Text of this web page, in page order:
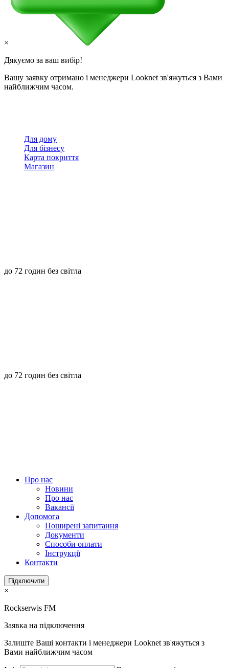
×
Дякуємо за ваш вибір!
Вашу заявку отримано і менеджери Looknet зв'яжуться з Вами
найближчим часом.
Для дому
Для бізнесу
Карта покриття
Магазин
до 72 годин без світла
до 72 годин без світла
Про нас
Новини
Про нас
Вакансії
Допомога
Поширені запитання
Документи
Способи оплати
Інструкції
Контакти
Підключити
×
Rockserwis FM
Заявка на підключення
Залиште Ваші контакти і менеджери Looknet зв'яжуться з
Вами найближчим часом